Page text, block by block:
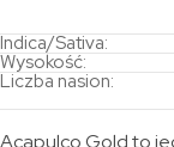
Indica/Sativa:
Wysokość:
Liczba nasion: